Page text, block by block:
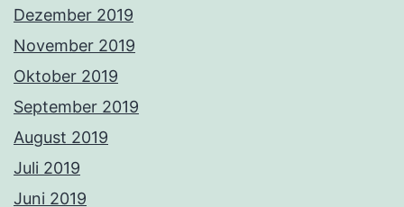
Dezember 2019
November 2019
Oktober 2019
September 2019
August 2019
Juli 2019
Juni 2019